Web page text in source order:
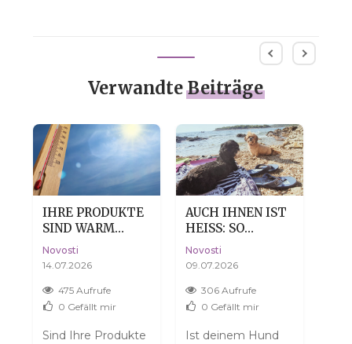
VerwandteBeiträge
IHRE PRODUKTE
SIND WARM
ANGEKOMMEN?
KEINE SORGE,
NORMAL.
Novosti
14.07.2026
475 Aufrufe
0 Gefällt mir
Sind Ihre Produkte
AUCH IHNEN IST
HEISS: SO H
ILFST DU D
EINEM HUND, D
HNE DRAMA ZU Ü
BERSTEHEN
Novosti
09.07.2026
306 Aufrufe
0 Gefällt mir
Ist deinem Hund